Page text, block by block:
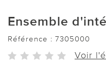
Ensemble
Référence : 7305000
Voir